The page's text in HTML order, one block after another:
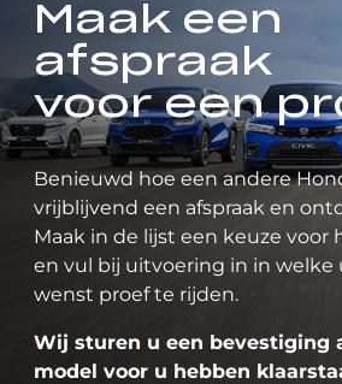
Voorraad
Onderhoud en service
Over ons
Webshop
Contact
Plan
Mijn Honda
Maak een
afspraak
voor een
Benieuwd hoe een andere
vrijblijvend een afspraak en
Maak in de lijst een keuze voor
en vul bij uitvoering in in welke
wenst proef te rijden.
Wij sturen u een bevestiging
model voor u hebben